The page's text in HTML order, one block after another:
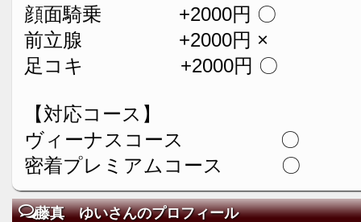
顔面騎乗 +2000円 〇
前立腺 +2000円 ×
足コキ +2000円 〇
【対応コース】
ヴィーナスコース 〇
密着プレミアムコース 〇
藤真 ゆいさんのプロフィール